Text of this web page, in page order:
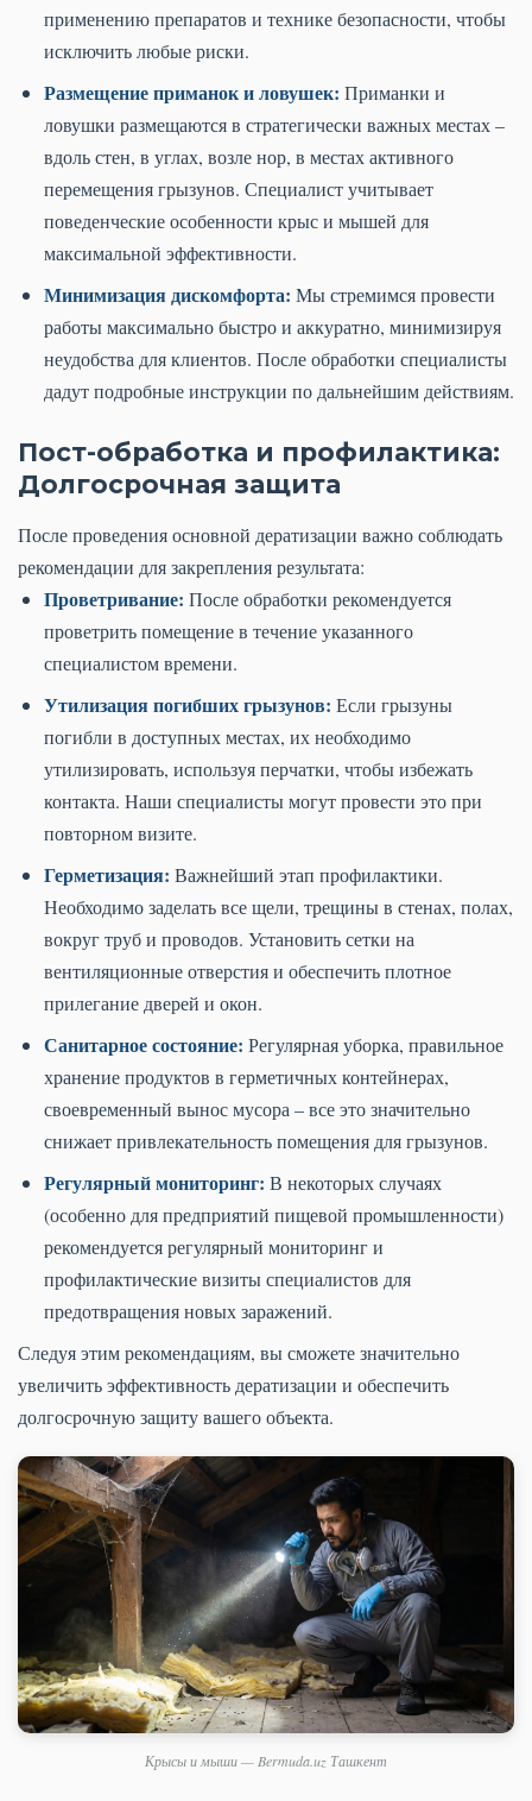
применению препаратов и технике безопасности, чтобы
исключить любые риски.
Размещение приманок и ловушек: Приманки и
ловушки размещаются в стратегически важных местах –
вдоль стен, в углах, возле нор, в местах активного
перемещения грызунов. Специалист учитывает
поведенческие особенности крыс и мышей для
максимальной эффективности.
Минимизация дискомфорта: Мы стремимся провести
работы максимально быстро и аккуратно, минимизируя
неудобства для клиентов. После обработки специалисты
дадут подробные инструкции по дальнейшим действиям.
Пост-обработка и профилактика:
Долгосрочная защита
После проведения основной дератизации важно соблюдать
рекомендации для закрепления результата:
Проветривание: После обработки рекомендуется
проветрить помещение в течение указанного
специалистом времени.
Утилизация погибших грызунов: Если грызуны
погибли в доступных местах, их необходимо
утилизировать, используя перчатки, чтобы избежать
контакта. Наши специалисты могут провести это при
повторном визите.
Герметизация: Важнейший этап профилактики.
Необходимо заделать все щели, трещины в стенах, полах,
вокруг труб и проводов. Установить сетки на
вентиляционные отверстия и обеспечить плотное
прилегание дверей и окон.
Санитарное состояние: Регулярная уборка, правильное
хранение продуктов в герметичных контейнерах,
своевременный вынос мусора – все это значительно
снижает привлекательность помещения для грызунов.
Регулярный мониторинг: В некоторых случаях
(особенно для предприятий пищевой промышленности)
рекомендуется регулярный мониторинг и
профилактические визиты специалистов для
предотвращения новых заражений.
Следуя этим рекомендациям, вы сможете значительно
увеличить эффективность дератизации и обеспечить
долгосрочную защиту вашего объекта.
Крысы и мыши — Bermuda.uz Ташкент